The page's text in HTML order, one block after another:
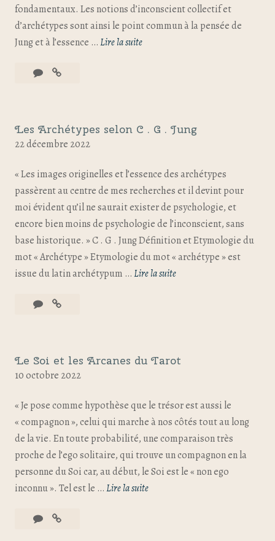
fondamentaux. Les notions d’inconscient collectif et
d’archétypes sont ainsi le point commun à la pensée de
Jung et à l’essence …Lire la suite
Les Archétypes selon C . G . Jung
22 décembre 2022
« Les images originelles et l’essence des archétypes
passèrent au centre de mes recherches et il devint pour
moi évident qu’il ne saurait exister de psychologie, et
encore bien moins de psychologie de l’inconscient, sans
base historique. » C . G . Jung Définition et Etymologie du
mot « Archétype » Etymologie du mot « archétype » est
issue du latin archétypum …Lire la suite
Le Soi et les Arcanes du Tarot
10 octobre 2022
« Je pose comme hypothèse que le trésor est aussi le
« compagnon », celui qui marche à nos côtés tout au long
de la vie. En toute probabilité, une comparaison très
proche de l’ego solitaire, qui trouve un compagnon en la
personne du Soi car, au début, le Soi est le « non ego
inconnu ». Tel est le …Lire la suite